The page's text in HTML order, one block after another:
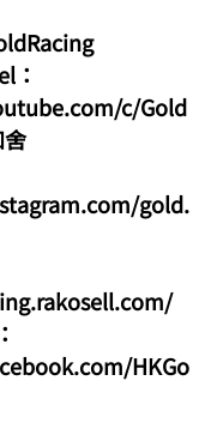
：
c/Gold
gold.
HKGo